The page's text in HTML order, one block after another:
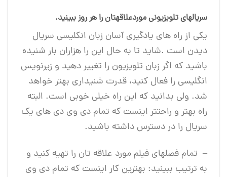
سریال‎های تلویزیونی موردعلاقه‎تان را هر روز ببینید.
یکی از راه های یادگیری آسان زبان انکلیسی سریال
باشید که اگر زبان تلویزیون را تغییر دهید و زیرنویس
انگلیسی را فعال کنید، قدرت شنیداری بهتر خواهد
شد. ولی بدانید که این راه خیلی خوبی است. البته
راه بهتر و راحت‎تر اینست که تمام دی وی دی های یک
سریال را در دسترس داشته‎ باشید.
– تمام فصل‎های فیلم مورد علاقه تان را تهیه کنید و
به ترتیب ببینید: بهترین کار اینست که تمام دی وی